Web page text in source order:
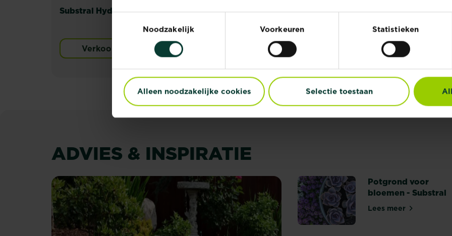
Noodzakelijk
Voorkeuren Statistieken
Alleen noodzakelijke cookies Selectie toestaan
Substral Hydrokorrels
Verkooppunten
SubstralOsmocote
Verkooppunten
Substral Premium
Verkooppunten
ADVIES & INSPIRATIE
Potgrond voor
bloemen - Substral
Lees meerPotgrond voor